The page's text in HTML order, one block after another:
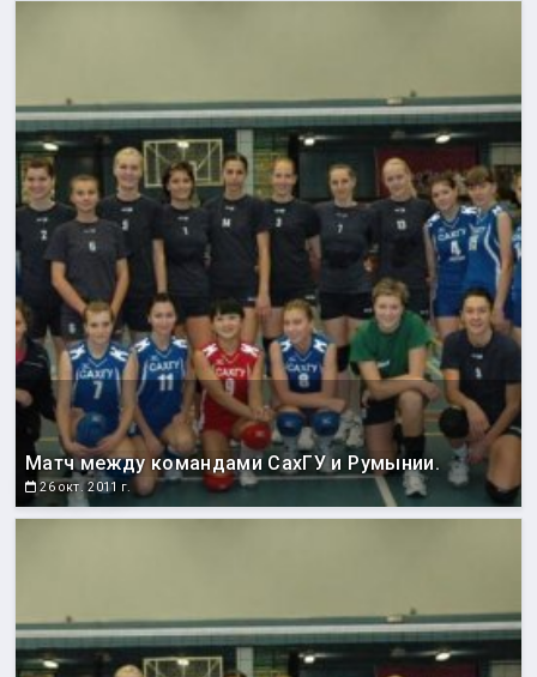
Матч между командами СахГУ и Румынии.
26 окт. 2011 г.